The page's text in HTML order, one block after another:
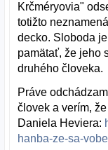
Krčméryovia"
totižto
decko. Sloboda
pamätať, že jeho
druhého človeka.
Práve
človek a verím,
Daniela Heviera:
hanba-ze-sa-